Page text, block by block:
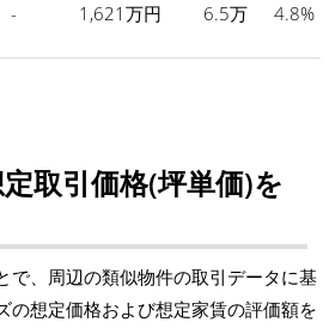
- 1,621万円 6.5万 4.8%
取引価格(坪単価)を
で、周辺の類似物件の取引データに基
の想定価格および想定家賃の評価額を